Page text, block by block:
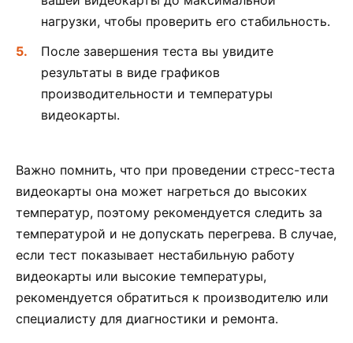
нагрузки, чтобы проверить его стабильность.
После завершения теста вы увидите
результаты в виде графиков
производительности и температуры
видеокарты.
Важно помнить, что при проведении стресс-теста
видеокарты она может нагреться до высоких
температур, поэтому рекомендуется следить за
температурой и не допускать перегрева. В случае,
если тест показывает нестабильную работу
видеокарты или высокие температуры,
рекомендуется обратиться к производителю или
специалисту для диагностики и ремонта.